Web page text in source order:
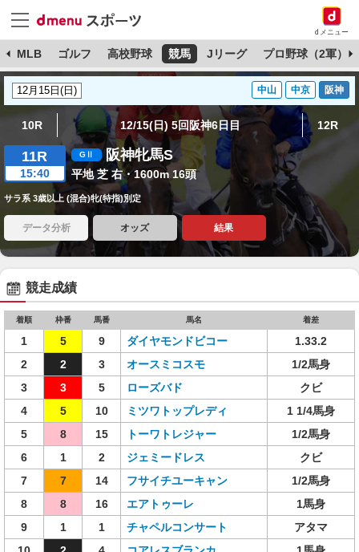
dメニュー
MLB ゴルフ 高校野球 競馬 Jリーグ プロ野球（2軍）
中山 中京 阪神
10R 12/15(日) 5回阪神6日目 12R
11R
15:40
阪神牝馬S
平地 芝 右・1600m 16頭
サラ系 3歳以上 (混合)牝(特指)別定
データ分析 オッズ 結果
競走成績
着順 枠番 馬番 馬名 着差
1 5 9 ダイヤモンドビコー
1.33.2
2
2 3 オースミコスモ
1/2馬身
3
3 5 ローズバド
クビ
4
5 10 ミツワトップレディ
1 1/4馬身
5
8 15 トーワトレジャー
1/2馬身
6
1 2 ジェミードレス
クビ
7
7 14 フサイチユーキャン
1/2馬身
8
8 16 エアトゥーレ
1馬身
9
1 1 チャペルコンサート
アタマ